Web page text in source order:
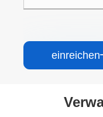
einreichen